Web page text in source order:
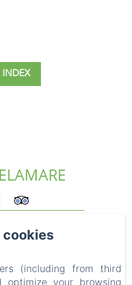
INDEX
cookies
(including from third
optimize your browsing